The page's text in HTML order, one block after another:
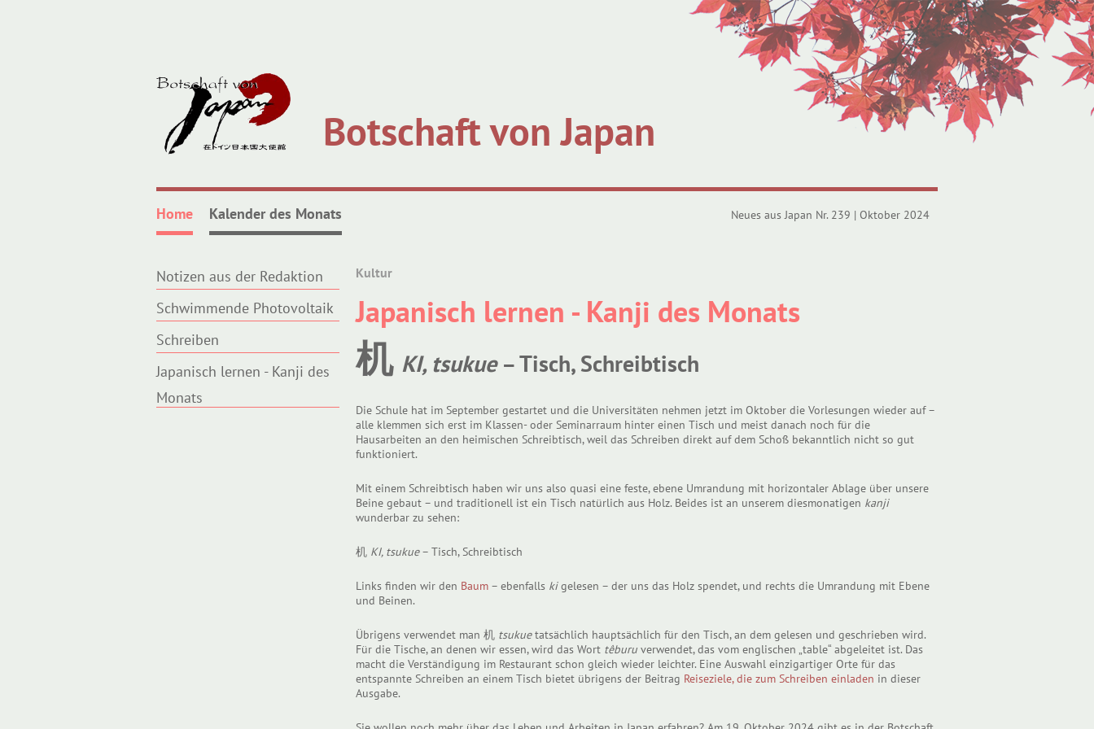
Botschaft von Japan
Home Kalender des Monats Neues aus Japan Nr. 239 | Oktober 2024
Notizen aus der Redaktion
Schwimmende Photovoltaik
Schreiben
Japanisch lernen - Kanji des
Monats
Kultur
Japanisch lernen - Kanji des Monats
机 KI, tsukue– Tisch, Schreibtisch
Die Schule hat im September gestartet und die Universitäten nehmen jetzt im Oktober die Vorlesungen wieder auf –
alle klemmen sich erst im Klassen- oder Seminarraum hinter einen Tisch und meist danach noch für die
Hausarbeiten an den heimischen Schreibtisch, weil das Schreiben direkt auf dem Schoß bekanntlich nicht so gut
funktioniert.
Mit einem Schreibtisch haben wir uns also quasi eine feste, ebene Umrandung mit horizontaler Ablage über unsere
Beine gebaut – und traditionell ist ein Tisch natürlich aus Holz. Beides ist an unserem diesmonatigen kanji
wunderbar zu sehen:
机 KI, tsukue– Tisch, Schreibtisch
Links finden wir den Baum – ebenfalls kigelesen – der uns das Holz spendet, und rechts die Umrandung mit Ebene
und Beinen.
Übrigens verwendet man 机 tsukuetatsächlich hauptsächlich für den Tisch, an dem gelesen und geschrieben wird.
Für die Tische, an denen wir essen, wird das Wort têburu verwendet, das vom englischen „table“ abgeleitet ist. Das
macht die Verständigung im Restaurant schon gleich wieder leichter. Eine Auswahl einzigartiger Orte für das
entspannte Schreiben an einem Tisch bietet übrigens der Beitrag Reiseziele, die zum Schreiben einladen in dieser
Ausgabe.